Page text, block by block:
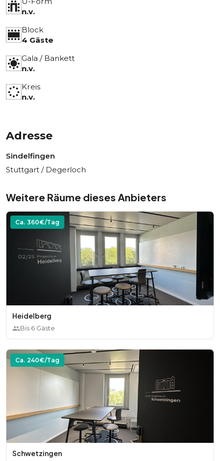
n.v.
Block
4 Gäste
Gala / Bankett
n.v.
Kreis
n.v.
Adresse
Sindelfingen
Stuttgart / Degerloch
Weitere Räume dieses Anbieters
Ca. 360€/Tag
Heidelberg
Bis 6 Gäste
Ca. 240€/Tag
Schwetzingen